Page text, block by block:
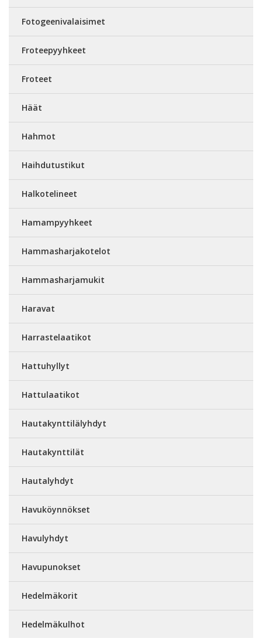
Fotogeenivalaisimet
Froteepyyhkeet
Froteet
Häät
Hahmot
Haihdutustikut
Halkotelineet
Hamampyyhkeet
Hammasharjakotelot
Hammasharjamukit
Haravat
Harrastelaatikot
Hattuhyllyt
Hattulaatikot
Hautakynttilälyhdyt
Hautakynttilät
Hautalyhdyt
Havuköynnökset
Havulyhdyt
Havupunokset
Hedelmäkorit
Hedelmäkulhot